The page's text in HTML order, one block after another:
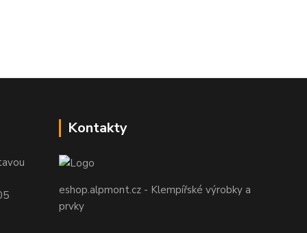
Kontakty
eshop.alpmont.cz - Klempířské výrobky a
prvky